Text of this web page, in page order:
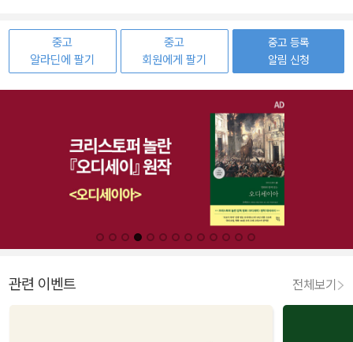
중고
알라딘에 팔기
중고
회원에게 팔기
중고 등록
알림 신청
관련 이벤트 전체보기